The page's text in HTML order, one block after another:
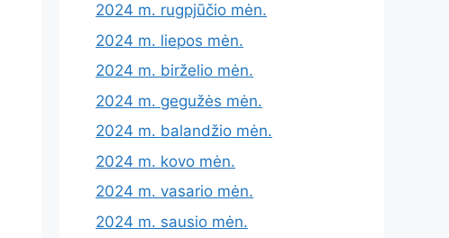
2024 m. rugpjūčio mėn.
2024 m. liepos mėn.
2024 m. birželio mėn.
2024 m. gegužės mėn.
2024 m. balandžio mėn.
2024 m. kovo mėn.
2024 m. vasario mėn.
2024 m. sausio mėn.